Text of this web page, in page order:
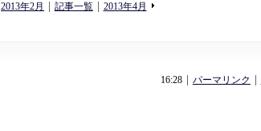
«
2013年2月 記事一覧 2013年4月
16:28 パーマリンク